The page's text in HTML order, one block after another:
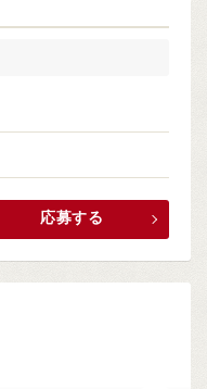
応募する